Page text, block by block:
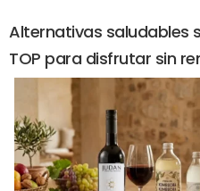
Alternativas saludables
TOP para disfrutar sin